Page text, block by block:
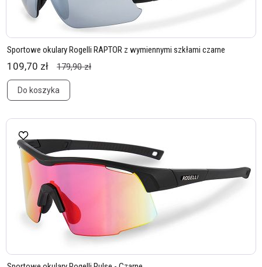
Sportowe okulary Rogelli RAPTOR z wymiennymi szkłami czarne
109,70 zł 179,90 zł
Do koszyka